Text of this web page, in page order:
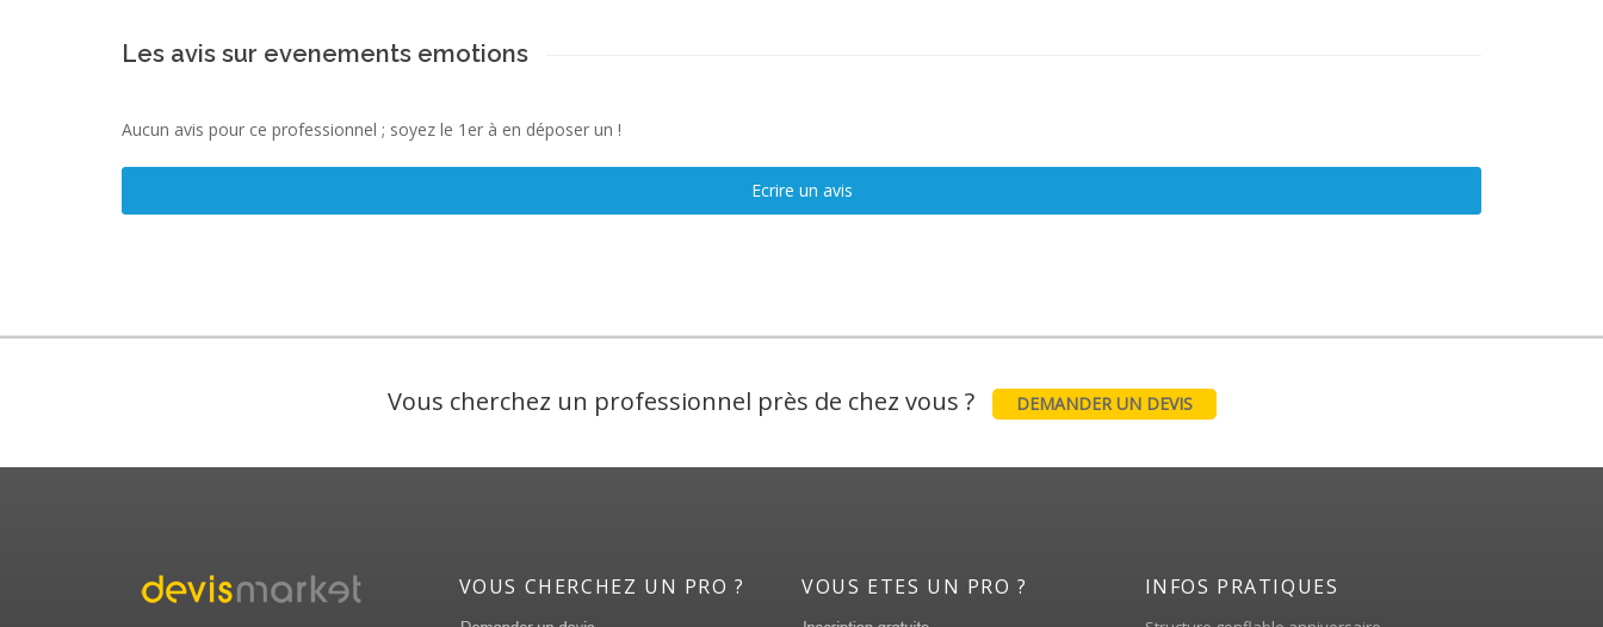
Les avis sur evenements emotions
Aucun avis pour ce professionnel ; soyez le 1er à en déposer un !
Ecrire un avis
Vous cherchez un professionnel près de chez vous ? DEMANDER UN DEVIS
VOUS CHERCHEZ UN PRO ? VOUS ETES UN PRO ? INFOS PRATIQUES